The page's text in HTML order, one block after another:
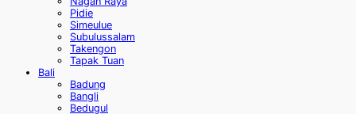
Pidie
Simeulue
Subulussalam
Takengon
Tapak Tuan
Bali
Badung
Bangli
Bedugul